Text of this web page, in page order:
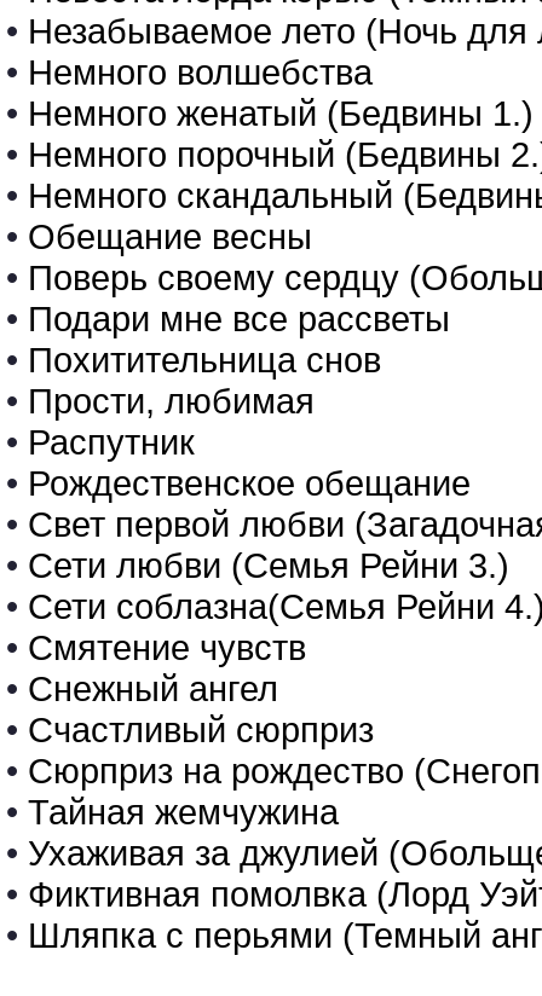
• Незабываемое лето (Ночь
• Немного волшебства
• Немного женатый (Бедвины 1.)
• Немного порочный (Бедвины
• Немного скандальный
• Обещание весны
• Поверь своему сердцу
• Подари мне все рассветы
• Похитительница снов
• Прости, любимая
• Распутник
• Рождественское обещание
• Свет первой любви
• Сети любви (Семья Рейни 3.)
• Сети соблазна(Семья Рейни
• Смятение чувств
• Снежный ангел
• Счастливый сюрприз
• Сюрприз на рождество
• Тайная жемчужина
• Ухаживая за джулией
• Фиктивная помолвка (Лорд
• Шляпка с перьями (Темный